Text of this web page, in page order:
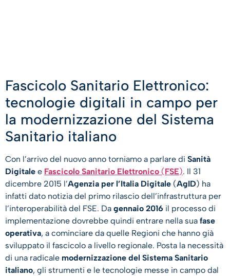
Fascicolo Sanitario Elettronico:
tecnologie digitali in campo per
la modernizzazione del Sistema
Sanitario italiano
Con l’arrivo del nuovo anno torniamo a parlare di Sanità
Digitale e Fascicolo Sanitario Elettronico (FSE). Il 31
dicembre 2015 l’Agenzia per l’Italia Digitale (AgID) ha
infatti dato notizia del primo rilascio dell’infrastruttura per
l’interoperabilità del FSE. Da gennaio 2016 il processo di
implementazione dovrebbe quindi entrare nella sua fase
operativa, a cominciare da quelle Regioni che hanno già
sviluppato il fascicolo a livello regionale. Posta la necessità
di una radicale modernizzazione del Sistema Sanitario
italiano, gli strumenti e le tecnologie messe in campo dal